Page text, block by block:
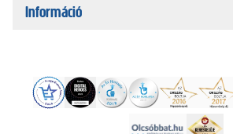
Információ